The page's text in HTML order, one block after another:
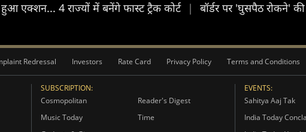
एक्शन... 4 राज्यों में बनेंगे फास्ट ट्रैक कोर्ट |
बॉर्डर पर 'घुसपैठ रोकने'
Redressal Investors Rate Card Privacy Policy Terms and Conditions
SUBSCRIPTION:
Cosmopolitan
Reader's Digest
Music Today
Time
EVENTS:
Sahitya Aaj Tak
India Today